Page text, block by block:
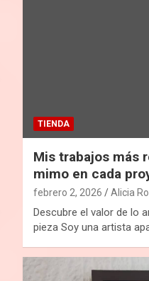
TIENDA
Mis trabajos más
mimo en cada
febrero 2, 2026 Alicia
Descubre el valor de lo
pieza Soy una artista